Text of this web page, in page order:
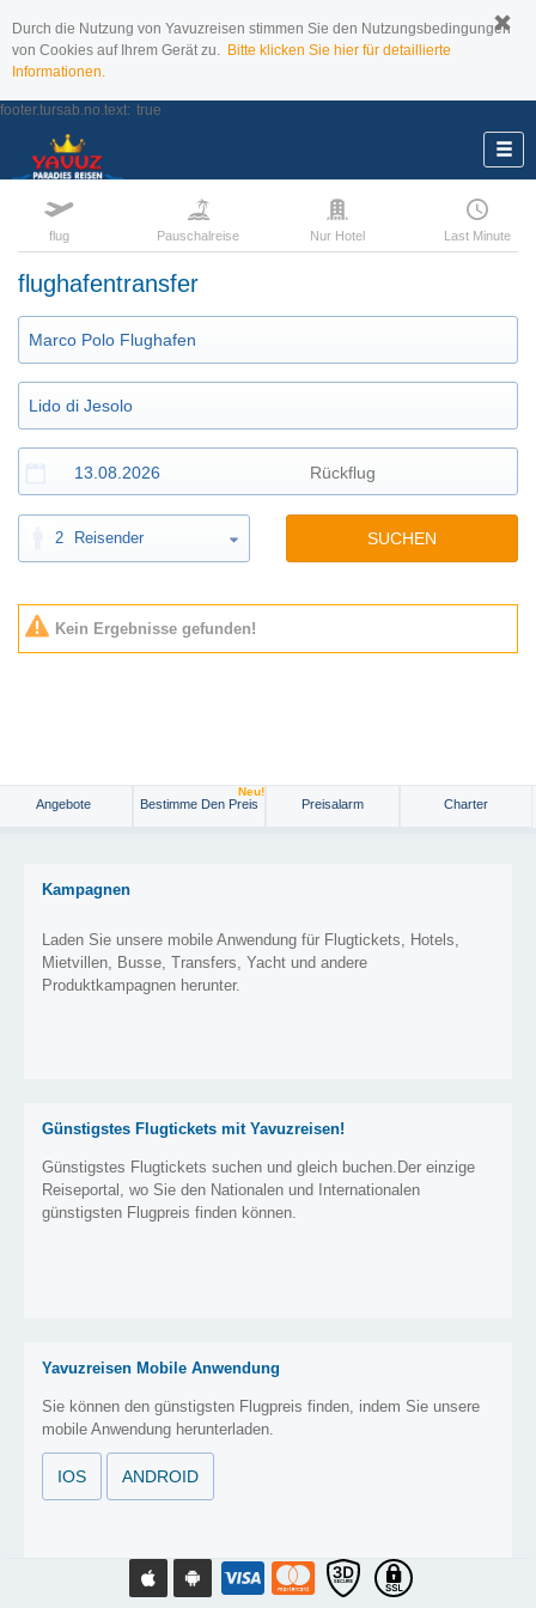
Durch die Nutzung von Yavuzreisen stimmen Sie den Nutzungsbedingungen
von Cookies auf Ihrem Gerät zu. Bitte klicken Sie hier für detaillierte
Informationen.
footer.tursab.no.text: true
flug Pauschalreise Nur Hotel Last Minute
flughafentransfer
2 Reisender SUCHEN
Kein Ergebnisse gefunden!
Angebote Bestimme Den Preis
Neu!
Preisalarm Charter
Kampagnen
Laden Sie unsere mobile Anwendung für Flugtickets, Hotels,
Mietvillen, Busse, Transfers, Yacht und andere
Produktkampagnen herunter.
Günstigstes Flugtickets mit Yavuzreisen!
Günstigstes Flugtickets suchen und gleich buchen.Der einzige
Reiseportal, wo Sie den Nationalen und Internationalen
günstigsten Flugpreis finden können.
Yavuzreisen Mobile Anwendung
Sie können den günstigsten Flugpreis finden, indem Sie unsere
mobile Anwendung herunterladen.
IOS ANDROID